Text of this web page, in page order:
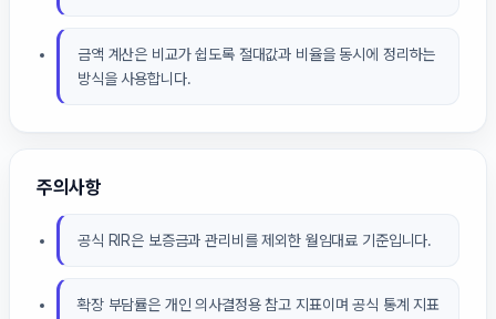
금액 계산은 비교가 쉽도록 절대값과 비율을 동시에 정리하는
방식을 사용합니다.
주의사항
공식 RIR은 보증금과 관리비를 제외한 월임대료 기준입니다.
확장 부담률은 개인 의사결정용 참고 지표이며 공식 통계 지표